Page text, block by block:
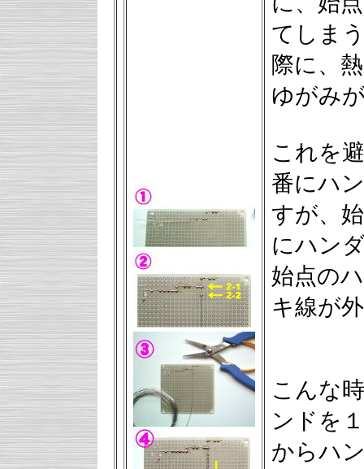
てしま
際に、
ゆがみ
これを
番にハ
すが、
にハン
始点の
キ線が
こんな
ンドを
からハ